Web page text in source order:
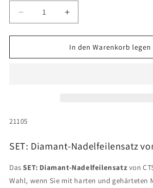
Verringere
die
Menge
SET:
Erhöhe
die
Menge
für
SET:
In den Warenkorb legen
SKU:
21105
SET: Diamant-Nadelfeilensatz
DasSET: Diamant-Nadelfeilensatz von
Wahl, wenn Sie mit harten und gehärteten